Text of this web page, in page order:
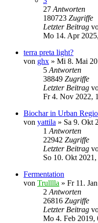
27 Antworten
180723 Zugriffe
Letzter Beitrag
Mo 14. Apr
terra preta light?
von ghx » Mi 8. Mai
5 Antworten
38849 Zugriffe
Letzter Beitrag
Fr 4. Nov 2022,
Biochar in Urban
von yattila » Sa 9. Okt
1 Antworten
22942 Zugriffe
Letzter Beitrag
So 10. Okt
Fermentation
von Trulllla » Fr 11.
2 Antworten
26816 Zugriffe
Letzter Beitrag
Mo 4. Feb 2019,